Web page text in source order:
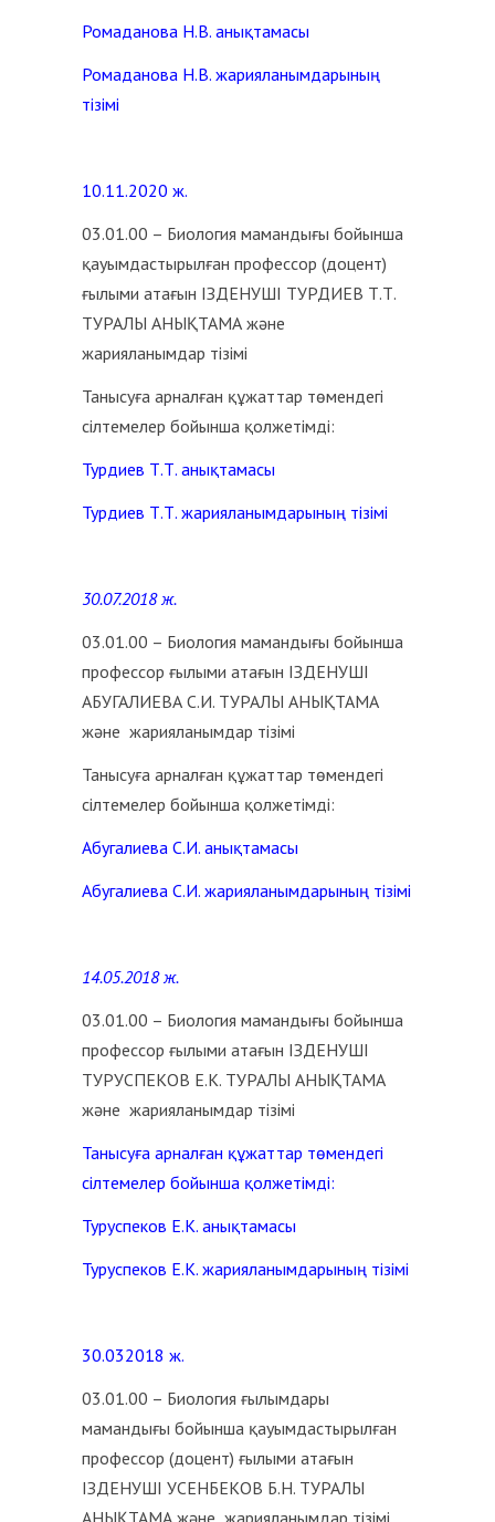
Ромаданова Н.В. анықтамасы
Ромаданова Н.В. жарияланымдарының
тізімі
10.11.2020 ж.
03.01.00 – Биология мамандығы бойынша
қауымдастырылған профессор (доцент)
ғылыми атағын ІЗДЕНУШІ ТУРДИЕВ Т.Т.
ТУРАЛЫ АНЫҚТАМА және
жарияланымдар тізімі
Танысуға арналған құжаттар төмендегі
сілтемелер бойынша қолжетімді:
Турдиев Т.Т. анықтамасы
Турдиев Т.Т. жарияланымдарының тізімі
30.07.2018 ж.
03.01.00 – Биология мамандығы бойынша
профессор ғылыми атағын ІЗДЕНУШІ
АБУГАЛИЕВА С.И. ТУРАЛЫ АНЫҚТАМА
және жарияланымдар тізімі
Танысуға арналған құжаттар төмендегі
сілтемелер бойынша қолжетімді:
Абугалиева С.И. анықтамасы
Абугалиева С.И. жарияланымдарының тізімі
14.05.2018 ж.
03.01.00 – Биология мамандығы бойынша
профессор ғылыми атағын ІЗДЕНУШІ
ТУРУСПЕКОВ Е.К. ТУРАЛЫ АНЫҚТАМА
және жарияланымдар тізімі
Танысуға арналған құжаттар төмендегі
сілтемелер бойынша қолжетімді:
Туруспеков Е.К. анықтамасы
Туруспеков Е.К. жарияланымдарының тізімі
30.032018 ж.
03.01.00 – Биология ғылымдары
мамандығы бойынша қауымдастырылған
профессор (доцент) ғылыми атағын
ІЗДЕНУШІ УСЕНБЕКОВ Б.Н. ТУРАЛЫ
АНЫҚТАМА және жарияланымдар тізімі